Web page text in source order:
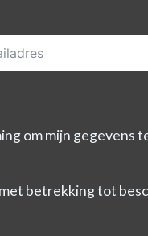
om mijn gegevens
betrekking tot